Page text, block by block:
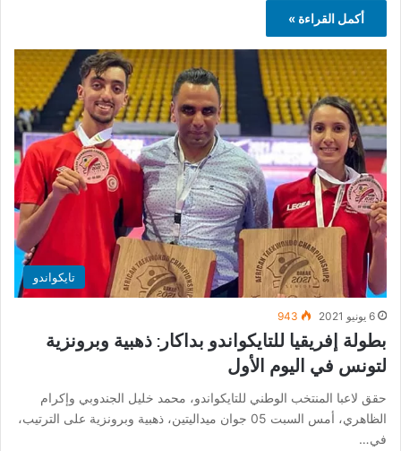
أكمل القراءة »
تايكواندو
6 يونيو 2021 943
بطولة إفريقيا للتايكواندو بداكار: ذهبية وبرونزية
لتونس في اليوم الأول
حقق لاعبا المنتخب الوطني للتايكواندو، محمد خليل الجندوبي وإكرام
الظاهري، أمس السبت 05 جوان ميداليتين، ذهبية وبرونزية على الترتيب،
في…